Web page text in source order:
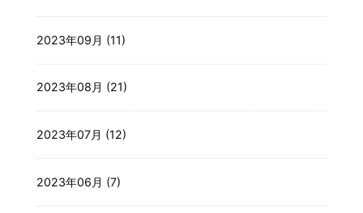
2023年09月 (11)
2023年08月 (21)
2023年07月 (12)
2023年06月 (7)